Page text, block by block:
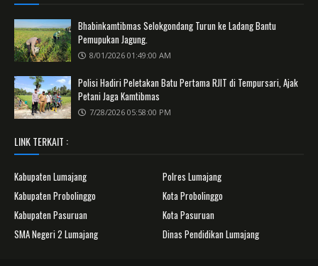
Bhabinkamtibmas Selokgondang Turun ke Ladang Bantu
Pemupukan Jagung.
8/01/2026 01:49:00 AM
Polisi Hadiri Peletakan Batu Pertama RJIT di Tempursari, Ajak
Petani Jaga Kamtibmas
7/28/2026 05:58:00 PM
LINK TERKAIT :
Kabupaten Lumajang
Polres Lumajang
Kabupaten Probolinggo
Kota Probolinggo
Kabupaten Pasuruan
Kota Pasuruan
SMA Negeri 2 Lumajang
Dinas Pendidikan Lumajang